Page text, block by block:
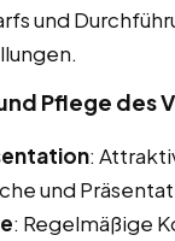
und
Pflege des
:
und
: Regelmäßige